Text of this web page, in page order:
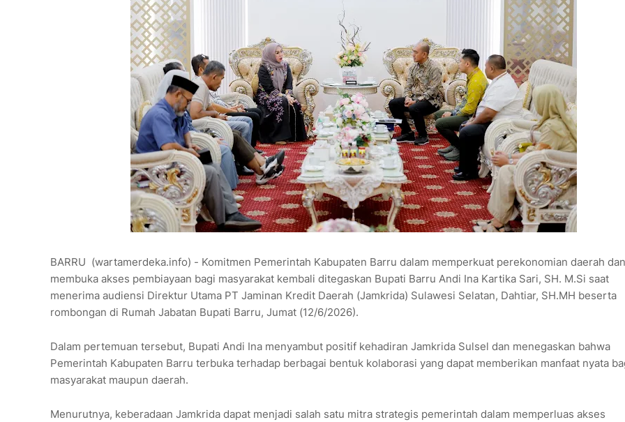
BARRU (wartamerdeka.info) - Komitmen Pemerintah Kabupaten Barru dalam memperkuat perekonomian daerah dan
membuka akses pembiayaan bagi masyarakat kembali ditegaskan Bupati Barru Andi Ina Kartika Sari, SH. M.Si saat
menerima audiensi Direktur Utama PT Jaminan Kredit Daerah (Jamkrida) Sulawesi Selatan, Dahtiar, SH.MH beserta
rombongan di Rumah Jabatan Bupati Barru, Jumat (12/6/2026).
Dalam pertemuan tersebut, Bupati Andi Ina menyambut positif kehadiran Jamkrida Sulsel dan menegaskan bahwa
Pemerintah Kabupaten Barru terbuka terhadap berbagai bentuk kolaborasi yang dapat memberikan manfaat nyata
masyarakat maupun daerah.
Menurutnya, keberadaan Jamkrida dapat menjadi salah satu mitra strategis pemerintah dalam memperluas akses